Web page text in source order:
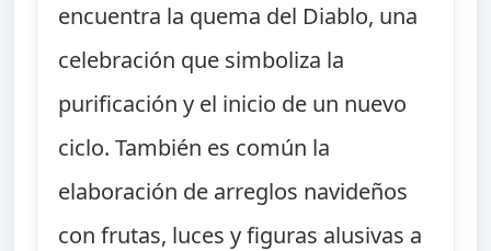
encuentra la quema del Diablo, una
celebración que simboliza la
purificación y el inicio de un nuevo
ciclo. También es común la
elaboración de arreglos navideños
con frutas, luces y figuras alusivas a